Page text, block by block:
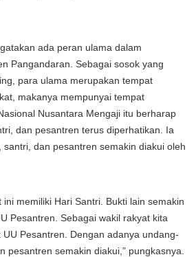
ada peran ulama dalam
Pangandaran. Sebagai sosok yang
para ulama merupakan tempat
makanya mempunyai tempat
Nusantara Mengaji itu berharap
dan pesantren terus diperhatikan. Ia
dan pesantren semakin diakui oleh
ini memiliki Hari Santri. Bukti lain semakin
Pesantren. Sebagai wakil rakyat kita
Pesantren. Dengan adanya undang-
pesantren semakin diakui,” pungkasnya.